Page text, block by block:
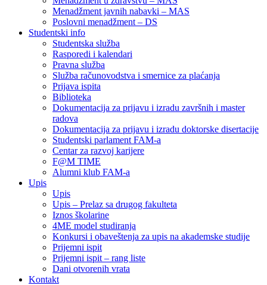
Menadžment javnih nabavki – MAS
Poslovni menadžment – DS
Studentski info
Studentska služba
Rasporedi i kalendari
Pravna služba
Služba računovodstva i smernice za plaćanja
Prijava ispita
Biblioteka
Dokumentacija za prijavu i izradu završnih i master
radova
Dokumentacija za prijavu i izradu doktorske disertacije
Studentski parlament FAM-a
Centar za razvoj karijere
F@M TIME
Alumni klub FAM-a
Upis
Upis
Upis – Prelaz sa drugog fakulteta
Iznos školarine
4ME model studiranja
Konkursi i obaveštenja za upis na akademske studije
Prijemni ispit
Prijemni ispit – rang liste
Dani otvorenih vrata
Kontakt